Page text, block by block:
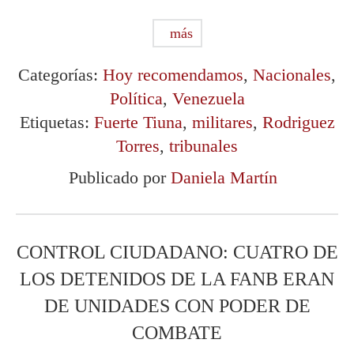
más
Categorías: Hoy recomendamos, Nacionales,
Política, Venezuela
Etiquetas: Fuerte Tiuna, militares, Rodriguez
Torres, tribunales
Publicado por Daniela Martín
CONTROL CIUDADANO: CUATRO DE
LOS DETENIDOS DE LA FANB ERAN
DE UNIDADES CON PODER DE
COMBATE